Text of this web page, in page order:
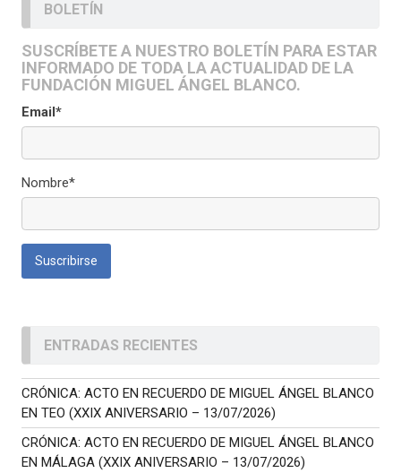
BOLETÍN
SUSCRÍBETE A NUESTRO BOLETÍN PARA ESTAR
INFORMADO DE TODA LA ACTUALIDAD DE LA
FUNDACIÓN MIGUEL ÁNGEL BLANCO.
Email*
Nombre*
ENTRADAS RECIENTES
CRÓNICA: ACTO EN RECUERDO DE MIGUEL ÁNGEL BLANCO
EN TEO (XXIX ANIVERSARIO – 13/07/2026)
CRÓNICA: ACTO EN RECUERDO DE MIGUEL ÁNGEL BLANCO
EN MÁLAGA (XXIX ANIVERSARIO – 13/07/2026)